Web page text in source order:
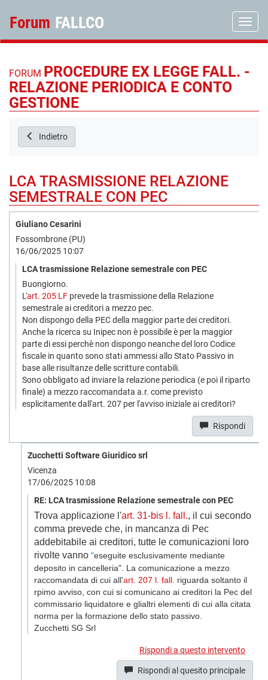
Forum FALLCO
FORUM PROCEDURE EX LEGGE FALL. -
RELAZIONE PERIODICA E CONTO
GESTIONE
Indietro
LCA TRASMISSIONE RELAZIONE
SEMESTRALE CON PEC
Giuliano Cesarini
Fossombrone (PU)
16/06/2025 10:07
LCA trasmissione Relazione semestrale con PEC
Buongiorno.
L'art. 205 LF prevede la trasmissione della Relazione
semestrale ai creditori a mezzo pec.
Non dispongo della PEC della maggior parte dei creditori.
Anche la ricerca su Inipec non è possibile è per la maggior
parte di essi perchè non dispongo neanche del loro Codice
fiscale in quanto sono stati ammessi allo Stato Passivo in
base alle risultanze delle scritture contabili.
Sono obbligato ad inviare la relazione periodica (e poi il riparto
finale) a mezzo raccomandata a.r. come previsto
esplicitamente dall'art. 207 per l'avviso iniziale ai creditori?
Rispondi
Zucchetti Software Giuridico srl
Vicenza
17/06/2025 10:08
RE: LCA trasmissione Relazione semestrale con PEC
Trova applicazione l'art. 31-bis l. fall., il cui secondo
comma prevede che, in mancanza di Pec
addebitabile ai creditori, tutte le comunicazioni loro
rivolte vanno "eseguite esclusivamente mediante
deposito in cancelleria". La comunicazione a mezzo
raccomandata di cui all'art. 207 l. fall. riguarda soltanto il
rpimo avviso, con cui si comunicano ai creditori la Pec del
commissario liquidatore e glialtri elementi di cui alla citata
norma per la formazione dello stato passivo.
Zucchetti SG Srl
Rispondi a questo intervento
Rispondi al quesito principale